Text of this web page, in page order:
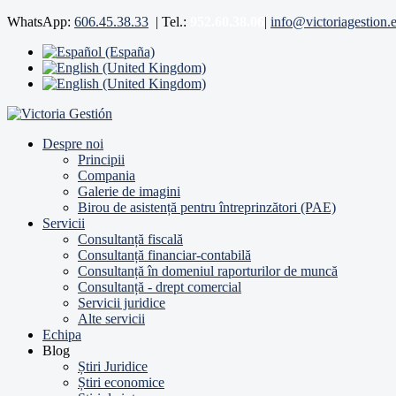
WhatsApp: 606.45.38.33 | Tel.: |
Despre noi
Principii
Compania
Galerie de imagini
Birou de asistență pentru întreprinzători (PAE)
Servicii
Consultanță fiscală
Consultanță financiar-contabilă
Consultanță în domeniul raporturilor de muncă
Consultanță - drept comercial
Servicii juridice
Alte servicii
Echipa
Blog
Știri Juridice
Știri economice